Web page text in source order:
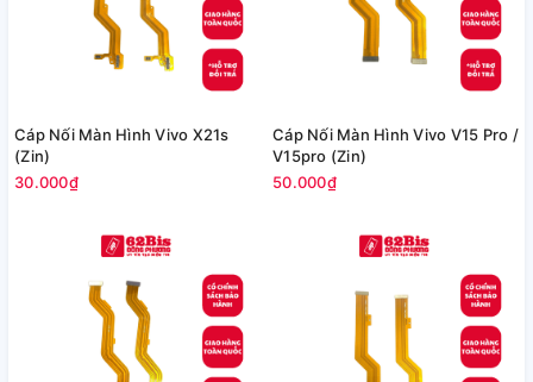
Cáp Nối Màn Hình Vivo X21s
(Zin)
30.000₫
Cáp Nối Màn Hình Vivo V15 Pro /
V15pro (Zin)
50.000₫